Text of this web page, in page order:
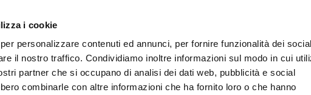
i cookie
personalizzare contenuti ed annunci, per fornire funzionalità dei social
il nostro traffico. Condividiamo inoltre informazioni sul modo in cui
partner che si occupano di analisi dei dati web, pubblicità e social
combinarle con altre informazioni che ha fornito loro o che hanno